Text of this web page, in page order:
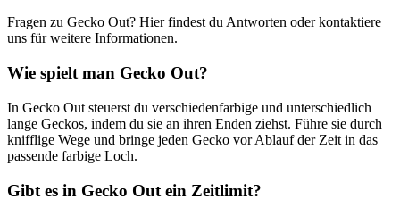
Fragen zu Gecko Out? Hier findest du Antworten oder kontaktiere
uns für weitere Informationen.
Wie spielt man Gecko Out?
In Gecko Out steuerst du verschiedenfarbige und unterschiedlich
lange Geckos, indem du sie an ihren Enden ziehst. Führe sie durch
knifflige Wege und bringe jeden Gecko vor Ablauf der Zeit in das
passende farbige Loch.
Gibt es in Gecko Out ein Zeitlimit?